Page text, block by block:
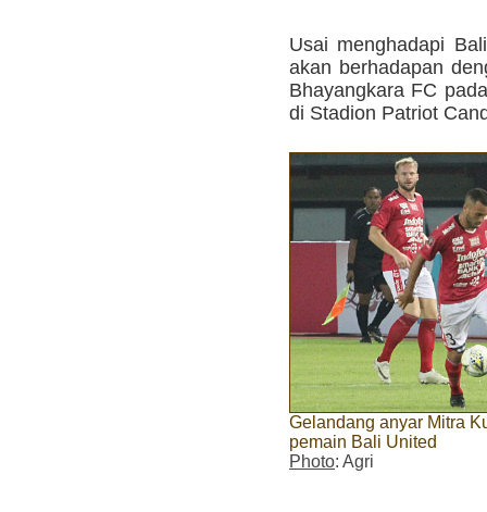
Usai menghadapi
akan berhadapan
Bhayangkara FC
di Stadion Patriot
Gelandang anyar Mitra
pemain Bali United
Photo: Agri